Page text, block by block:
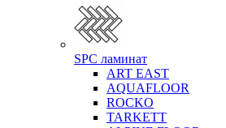
SPC ламинат
ART EAST
AQUAFLOOR
ROCKO
TARKETT